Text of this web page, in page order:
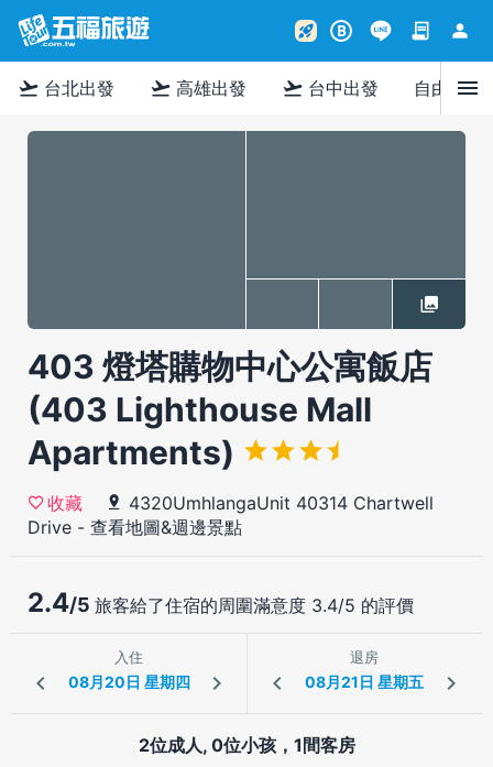
rocket_launch B contract person
flight_takeoff 台北出發 flight_takeoff 高雄出發 flight_takeoff 台中出發 自由行menu
403 燈塔購物中心公寓飯店
(403 Lighthouse Mall
Apartments)
收藏
4320UmhlangaUnit 40314 Chartwell
Drive - 查看地圖&週邊景點
2.4/5 旅客給了住宿的周圍滿意度 3.4/5 的評價
入住 退房
2位成人, 0位小孩，1間客房